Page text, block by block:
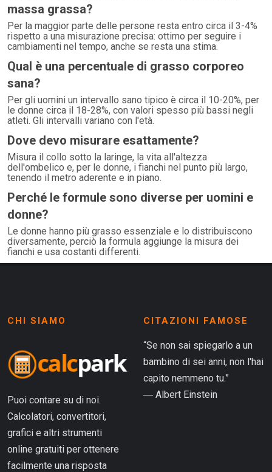
massa grassa?
Per la maggior parte delle persone resta entro circa il 3-4%
rispetto a una misurazione precisa: ottimo per seguire i
cambiamenti nel tempo, anche se resta una stima.
Qual è una percentuale di grasso corporeo
sana?
Per gli uomini un intervallo sano tipico è circa il 10-20%, per
le donne circa il 18-28%, con valori spesso più bassi negli
atleti. Gli intervalli variano con l'età.
Dove devo misurare esattamente?
Misura il collo sotto la laringe, la vita all'altezza
dell'ombelico e, per le donne, i fianchi nel punto più largo,
tenendo il metro aderente e in piano.
Perché le formule sono diverse per uomini e
donne?
Le donne hanno più grasso essenziale e lo distribuiscono
diversamente, perciò la formula aggiunge la misura dei
fianchi e usa costanti differenti.
CHI SIAMO
Puoi contare su di noi.
Calcolatori, convertitori,
grafici e altri strumenti
online gratuiti per ottenere
facilmente una risposta
CITAZIONI FAMOSE
“Se non sai spiegarlo a un
bambino di sei anni, non l'hai
capito nemmeno tu.”
― Albert Einstein